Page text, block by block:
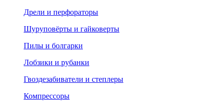
Дрели и перфораторы
Шуруповёрты и гайковерты
Пилы и болгарки
Лобзики и рубанки
Гвоздезабиватели и степлеры
Компрессоры